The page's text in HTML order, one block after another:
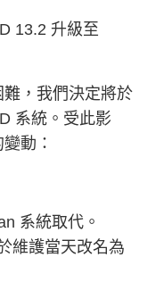
13.2 升級至
，我們決定將於
系統。受此影
動：
系統取代。
維護當天改名為